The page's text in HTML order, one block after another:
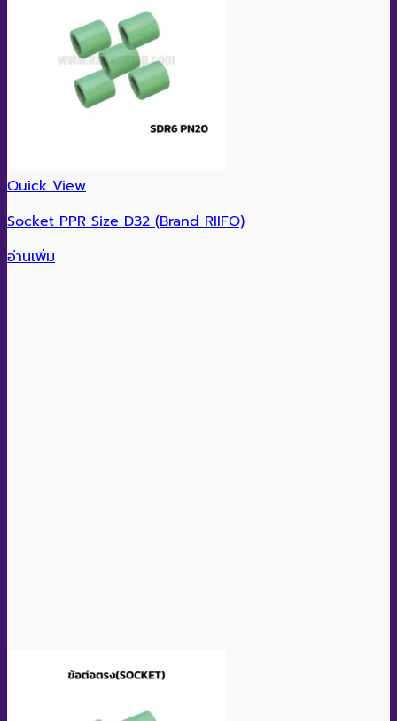
Quick View
Socket PPR Size D32 (Brand RIIFO)
อ่านเพิ่ม